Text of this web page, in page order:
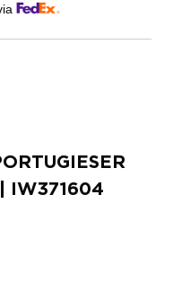
| IW371604